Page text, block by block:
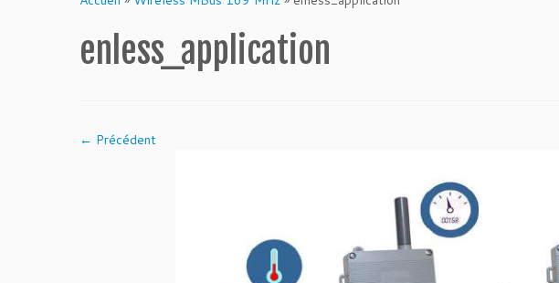
enless_application
← Précédent